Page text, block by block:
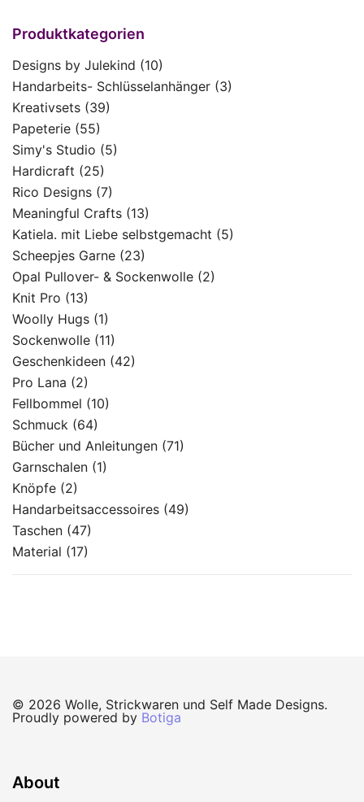
Produktkategorien
Designs by Julekind (10)
Handarbeits- Schlüsselanhänger (3)
Kreativsets (39)
Papeterie (55)
Simy's Studio (5)
Hardicraft (25)
Rico Designs (7)
Meaningful Crafts (13)
Katiela. mit Liebe selbstgemacht (5)
Scheepjes Garne (23)
Opal Pullover- & Sockenwolle (2)
Knit Pro (13)
Woolly Hugs (1)
Sockenwolle (11)
Geschenkideen (42)
Pro Lana (2)
Fellbommel (10)
Schmuck (64)
Bücher und Anleitungen (71)
Garnschalen (1)
Knöpfe (2)
Handarbeitsaccessoires (49)
Taschen (47)
Material (17)
© 2026 Wolle, Strickwaren und Self Made Designs.
Proudly powered by Botiga
About